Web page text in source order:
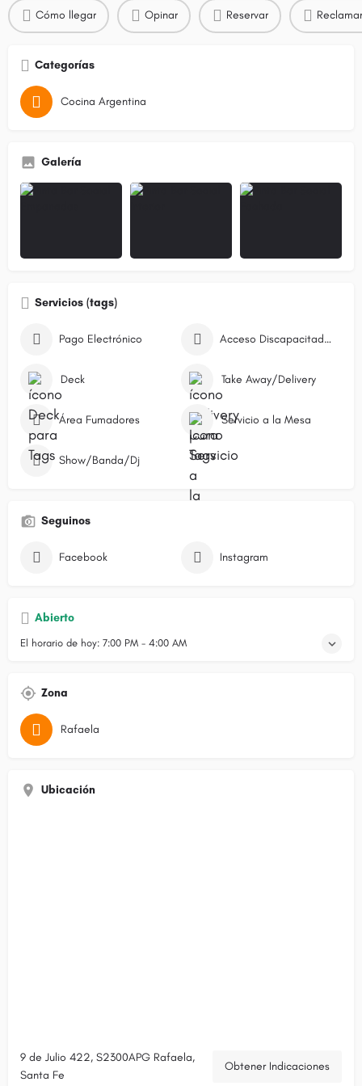
Cómo llegar Opinar Reservar
Categorías
Cocina Argentina
Galería
Servicios (tags)
Pago Electrónico Acceso Discapacitados
Deck Take Away/Delivery
Área Fumadores Servicio a la Mesa
Show/Banda/Dj
Seguinos
Facebook Instagram
Abierto
El horario de hoy: 7:00 PM - 4:00 AM
Zona
Rafaela
Ubicación
9 de Julio 422, S2300APG Rafaela,
Santa Fe
Obtener Indicaciones